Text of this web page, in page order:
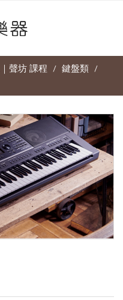
聲坊 課程 / 鍵盤類 /